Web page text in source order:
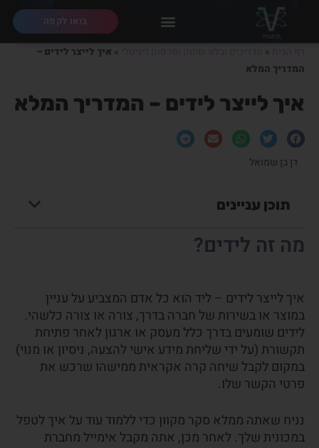
בואו לקפה
»
» איך לייצר לידים –
המדריך המלא
איך לייצר לידים – המדריך המלא
דן בן שמואל
תוכן עניינים
מה זה לידים?
איך לייצר לידים – ליד הוא כל אדם המצביע על עניין
במוצר או בשירות של חברה בדרך, צורה או צורה כלשהי.
לידים שומעים בדרך כלל מעסק או ארגון לאחר פתיחת
תקשורת (על ידי שליחת מידע אישי להצעה, ניסיון או מנוי)
במקום לקבל שיחה קרה אקראית ממישהו שרכש את
פרטי הקשר שלו.
נניח שאתה ממלא סקר מקוון כדי ללמוד עוד על איך לטפל
במכונית שלך. לאחר מכן, אתה מקבל אימייל מחברת